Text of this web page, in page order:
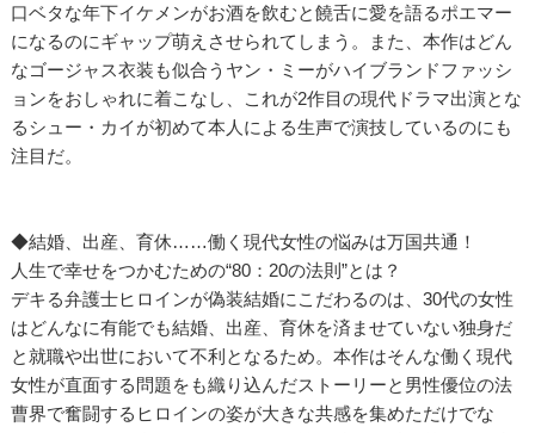
口ベタな年下イケメンがお酒を飲むと饒舌に愛を語るポエマー
になるのにギャップ萌えさせられてしまう。また、本作はどん
なゴージャス衣装も似合うヤン・ミーがハイブランドファッシ
ョンをおしゃれに着こなし、これが2作目の現代ドラマ出演とな
るシュー・カイが初めて本人による生声で演技しているのにも
注目だ。
◆結婚、出産、育休……働く現代女性の悩みは万国共通！
人生で幸せをつかむための“80：20の法則”とは？
デキる弁護士ヒロインが偽装結婚にこだわるのは、30代の女性
はどんなに有能でも結婚、出産、育休を済ませていない独身だ
と就職や出世において不利となるため。本作はそんな働く現代
女性が直面する問題をも織り込んだストーリーと男性優位の法
曹界で奮闘するヒロインの姿が大きな共感を集めただけでな